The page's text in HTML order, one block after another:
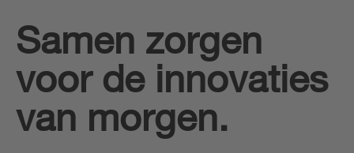
Samen zorgen
voor de innovaties
van morgen.